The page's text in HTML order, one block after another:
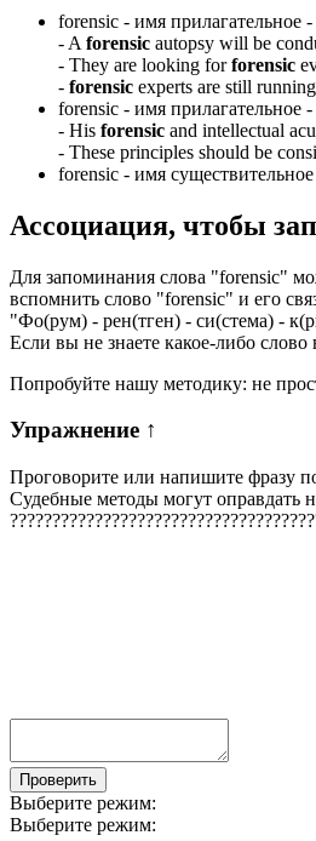
forensic - имя прилагательное -
- A forensic autopsy will be
- They are looking forforensic
- forensic experts are still
forensic - имя прилагательное -
- His forensic and intellectual
- These principles should be
forensic - имя существительное
Ассоциация, чтобы
Для запоминания слова "forensic"
вспомнить слово "forensic" и его
"Фо(рум) - рен(тген) - си(стема) -
Если вы не знаете какое-либо
Попробуйте нашу методику: не
Упражнение ↑
Проговорите или напишите фразу
Судебные методы могут оправдать
????????????????????????????????????
Проверить
Выберите режим:
Выберите режим: